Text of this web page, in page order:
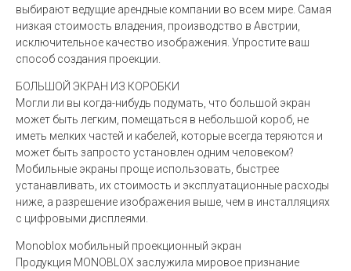
выбирают ведущие арендные компании во всем мире. Самая
низкая стоимость владения, производство в Австрии,
исключительное качество изображения. Упростите ваш
способ создания проекции.
БОЛЬШОЙ ЭКРАН ИЗ КОРОБКИ
Могли ли вы когда-нибудь подумать, что большой экран
может быть легким, помещаться в небольшой короб, не
иметь мелких частей и кабелей, которые всегда теряются и
может быть запросто установлен одним человеком?
Мобильные экраны проще использовать, быстрее
устанавливать, их стоимость и эксплуатационные расходы
ниже, а разрешение изображения выше, чем в инсталляциях
с цифровыми дисплеями.
Monoblox мобильный проекционный экран
Продукция MONOBLOX заслужила мировое признание